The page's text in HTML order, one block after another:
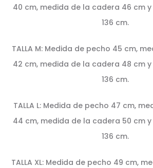
40 cm, medida de la cadera 46 cm
136 cm.
TALLA M: Medida de pecho 45 cm,
42 cm, medida de la cadera 48 cm
136 cm.
TALLA L: Medida de pecho 47 cm,
44 cm, medida de la cadera 50 cm
136 cm.
TALLA XL: Medida de pecho 49 cm,